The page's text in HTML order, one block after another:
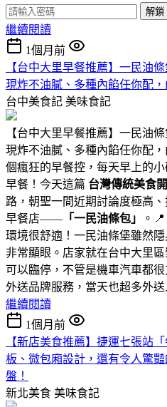
解鎖
繼續閱讀
1個月前
【台中大里早餐推薦】一民油
現炸不油膩、多種內餡任你配
台中美食記 美味食記
【台中大里早餐推薦】一民油
現炸不油膩、多種內餡任你配
個瘋狂的早餐控，每天早上的
早餐！今天這篇 台灣傳統美食
路，朝聖一間近期討論度極高
早餐店—— 「一民油條包」
。
環境很舒適！一民油條堡雖然
非常顯眼。店家就在台中大里
可以臨停，不管是機車汽車都
外送品牌服務，當天也超多外送
繼續閱讀
1個月前
【新店美食推薦】捷運七張站
板、微包廂設計，還有令人驚
盤！
新北美食 美味食記